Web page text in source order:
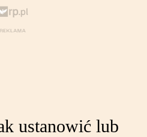
ustanowić lub